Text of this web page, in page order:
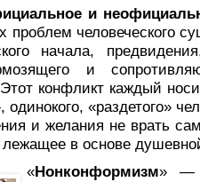
и
проблем человеческого
начала,
и
конфликт каждый
одинокого, «раздетого»
и желания не врать
в основе
«Нонконформизм» —